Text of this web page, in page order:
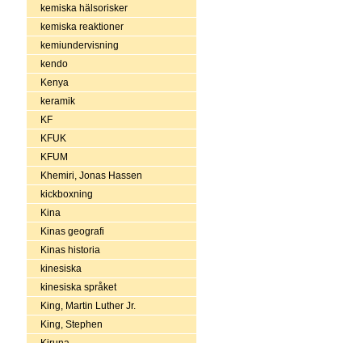
kemiska hälsorisker
kemiska reaktioner
kemiundervisning
kendo
Kenya
keramik
KF
KFUK
KFUM
Khemiri, Jonas Hassen
kickboxning
Kina
Kinas geografi
Kinas historia
kinesiska
kinesiska språket
King, Martin Luther Jr.
King, Stephen